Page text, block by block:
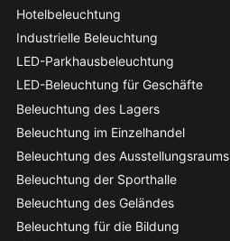
Hotelbeleuchtung
Industrielle Beleuchtung
LED-Parkhausbeleuchtung
LED-Beleuchtung für Geschäfte
Beleuchtung des Lagers
Beleuchtung im Einzelhandel
Beleuchtung des Ausstellungsraums
Beleuchtung der Sporthalle
Beleuchtung des Geländes
Beleuchtung für die Bildung